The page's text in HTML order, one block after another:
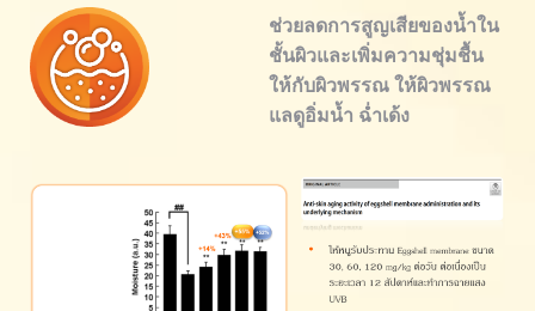
ช่วยลดการสูญเสียของน้ำใน
ชั้นผิวและเพิ่มความชุ่มชื้น
ให้กับผิวพรรณ ให้ผิวพรรณ
แลดูอิ่มน้ำ ฉ่ำเด้ง